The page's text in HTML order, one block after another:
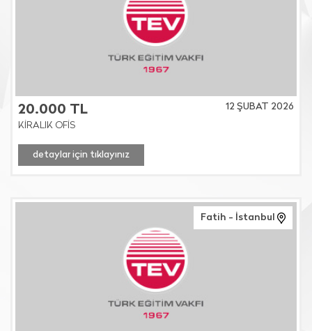
20.000 TL
12 ŞUBAT 2026
KİRALIK OFİS
detaylar için tıklayınız
Fatih - İstanbul